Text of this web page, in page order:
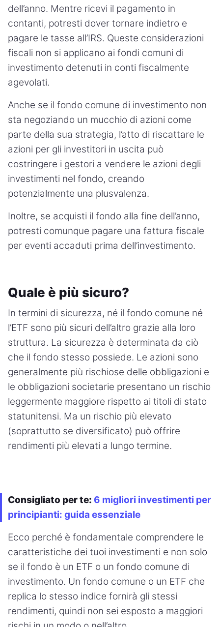
dell’anno. Mentre ricevi il pagamento in
contanti, potresti dover tornare indietro e
pagare le tasse all’IRS. Queste considerazioni
fiscali non si applicano ai fondi comuni di
investimento detenuti in conti fiscalmente
agevolati.
Anche se il fondo comune di investimento non
sta negoziando un mucchio di azioni come
parte della sua strategia, l’atto di riscattare le
azioni per gli investitori in uscita può
costringere i gestori a vendere le azioni degli
investimenti nel fondo, creando
potenzialmente una plusvalenza.
Inoltre, se acquisti il fondo alla fine dell’anno,
potresti comunque pagare una fattura fiscale
per eventi accaduti prima dell’investimento.
Quale è più sicuro?
In termini di sicurezza, né il fondo comune né
l’ETF sono più sicuri dell’altro grazie alla loro
struttura. La sicurezza è determinata da ciò
che il fondo stesso possiede. Le azioni sono
generalmente più rischiose delle obbligazioni e
le obbligazioni societarie presentano un rischio
leggermente maggiore rispetto ai titoli di stato
statunitensi. Ma un rischio più elevato
(soprattutto se diversificato) può offrire
rendimenti più elevati a lungo termine.
Consigliato per te: 6 migliori investimenti per
principianti: guida essenziale
Ecco perché è fondamentale comprendere le
caratteristiche dei tuoi investimenti e non solo
se il fondo è un ETF o un fondo comune di
investimento. Un fondo comune o un ETF che
replica lo stesso indice fornirà gli stessi
rendimenti, quindi non sei esposto a maggiori